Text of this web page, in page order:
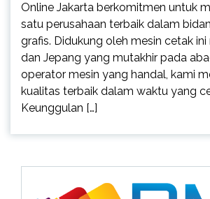
Online Jakarta berkomitmen untuk
satu perusahaan terbaik dalam
grafis. Didukung oleh mesin cetak
dan Jepang yang mutakhir pada
operator mesin yang handal, kami
kualitas terbaik dalam waktu yang
Keunggulan […]